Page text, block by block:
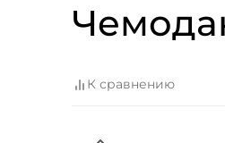
К сравнению